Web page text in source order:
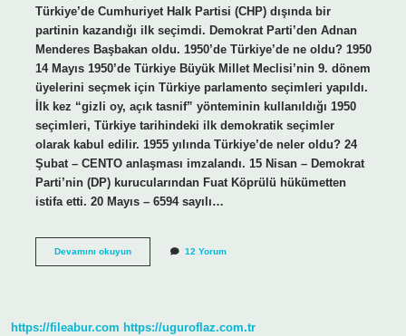
Türkiye’de Cumhuriyet Halk Partisi (CHP) dışında bir
partinin kazandığı ilk seçimdi. Demokrat Parti’den Adnan
Menderes Başbakan oldu. 1950’de Türkiye’de ne oldu? 1950
14 Mayıs 1950’de Türkiye Büyük Millet Meclisi’nin 9. dönem
üyelerini seçmek için Türkiye parlamento seçimleri yapıldı.
İlk kez “gizli oy, açık tasnif” yönteminin kullanıldığı 1950
seçimleri, Türkiye tarihindeki ilk demokratik seçimler
olarak kabul edilir. 1955 yılında Türkiye’de neler oldu? 24
Şubat – CENTO anlaşması imzalandı. 15 Nisan – Demokrat
Parti’nin (DP) kurucularından Fuat Köprülü hükümetten
istifa etti. 20 Mayıs – 6594 sayılı…
Devamını okuyun1951
12 Yorum
https://fileabur.com https://uguroflaz.com.tr